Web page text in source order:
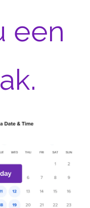
een